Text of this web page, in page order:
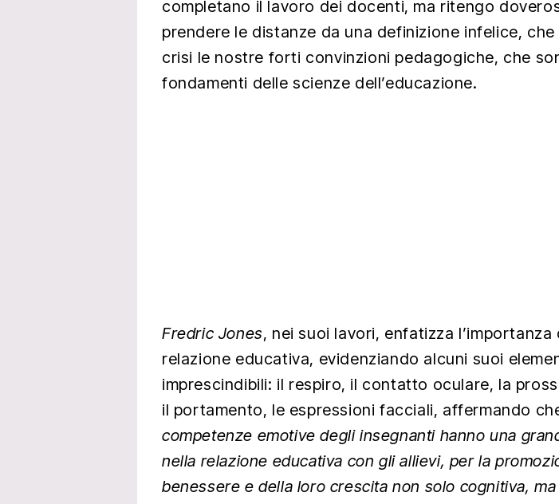
completano il lavoro dei docenti, ma ritengo
prendere le distanze da una definizione infelice, che
crisi le nostre forti convinzioni pedagogiche, che
fondamenti delle scienze dell’educazione.
Fredric Jones, nei suoi lavori, enfatizza l’importanza
relazione educativa, evidenziando alcuni suoi
imprescindibili: il respiro, il contatto oculare, la
il portamento, le espressioni facciali, affermando
competenze emotive degli insegnanti hanno una
nella relazione educativa con gli allievi, per la
benessere e della loro crescita non solo cognitiva,